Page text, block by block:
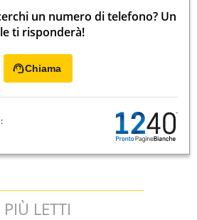
un numero di telefono? Un
ti risponderà!
Chiama
PIÙ LETTI